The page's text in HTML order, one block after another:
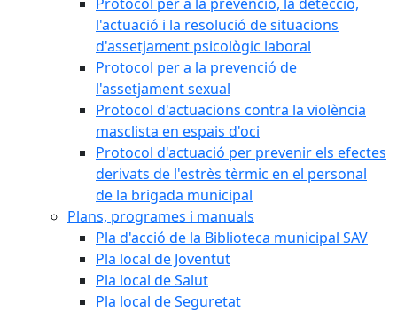
l'actuació i la resolució de situacions
d'assetjament psicològic laboral
Protocol per a la prevenció de
l'assetjament sexual
Protocol d'actuacions contra la violència
masclista en espais d'oci
Protocol d'actuació per prevenir els efectes
derivats de l'estrès tèrmic en el personal
de la brigada municipal
Plans, programes i manuals
Pla d'acció de la Biblioteca municipal SAV
Pla local de Joventut
Pla local de Salut
Pla local de Seguretat